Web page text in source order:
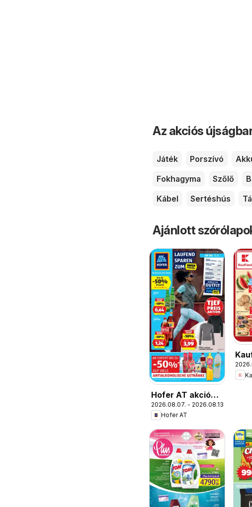
Az akciós
Játék Porszívó
Fokhagyma
Szőlő
Kábel
Sertéshús
Ajánlott
Hofer AT akciós
újság
2026.08.07. - 2026.08.13.
Hofer AT